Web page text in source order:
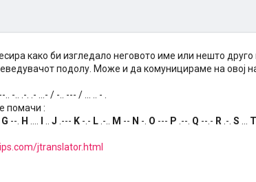
како би изгледало неговото име или нешто
подолу. Може и да комуницираме на овој
-.. .-. .- ...- / -.. --- / ... .. - .
помачи :
G --. H J .--- K -.- L .-.. M -- N -. O --- P .--. Q --.- R .-. S T
jtranslator.html